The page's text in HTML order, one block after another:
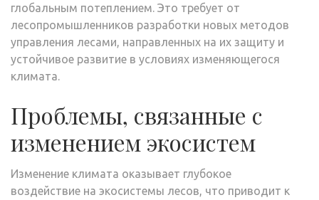
глобальным потеплением. Это требует от
лесопромышленников разработки новых методов
управления лесами, направленных на их защиту и
устойчивое развитие в условиях изменяющегося
климата.
Проблемы, связанные с
изменением экосистем
Изменение климата оказывает глубокое
воздействие на экосистемы лесов, что приводит к